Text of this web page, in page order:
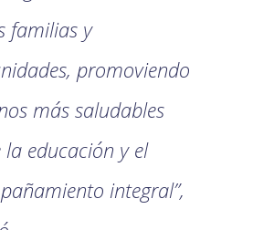
familias y
promoviendo
más saludables
la educación y el
integral”,